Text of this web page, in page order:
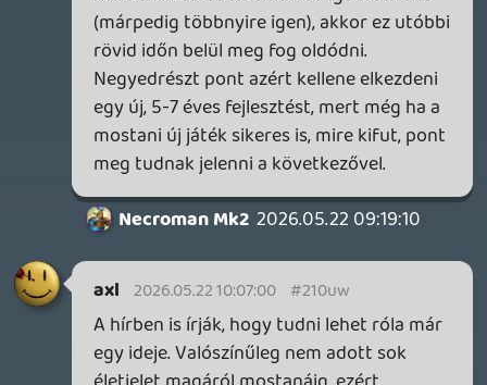
előszele... vagy kapnak e mé egy esélyt 😃